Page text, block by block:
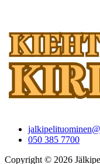
050 385 7700
Copyright © 2026